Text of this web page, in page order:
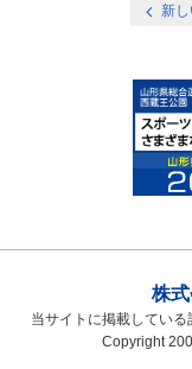
新
株
当サイトに掲載している
Copyright